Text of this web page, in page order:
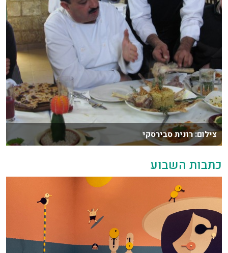
צילום: רונית סבירסקי
כתבות השבוע